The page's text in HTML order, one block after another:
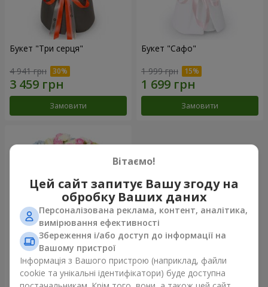
Букет "Три серця"
4 941 грн
Замовити
Букет "Сафо"
1 999 грн
Замовити
Букет "Tarnis"
6 152 грн
Вітаємо!
Цей сайт запитує Вашу згоду на
обробку Ваших даних
Персоналізована реклама, контент, аналітика,
вимірювання ефективності
Збереження і/або доступ до інформації на
Вашому пристрої
Інформація з Вашого пристрою (наприклад, файли
cookie та унікальні ідентифікатори) буде доступна